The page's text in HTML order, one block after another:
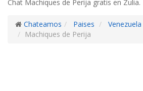
Chat Machiques de Perija gratis en Zulia.
Chateamos Paises Venezuela
Machiques de Perija